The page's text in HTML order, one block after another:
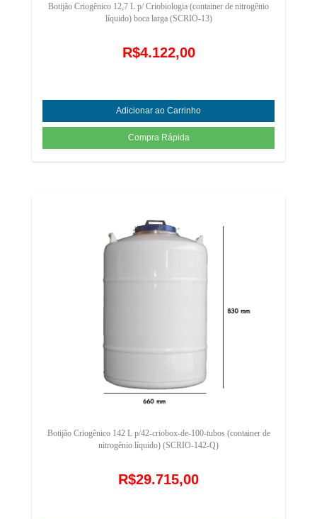
Botijão Criogênico 12,7 L p/ Criobiologia (container de nitrogênio
líquido) boca larga (SCRIO-13)
R$4.122,00
Botijão Criogênico 142 L p/42-criobox-de-100-tubos (container de
nitrogênio líquido) (SCRIO-142-Q)
R$29.715,00